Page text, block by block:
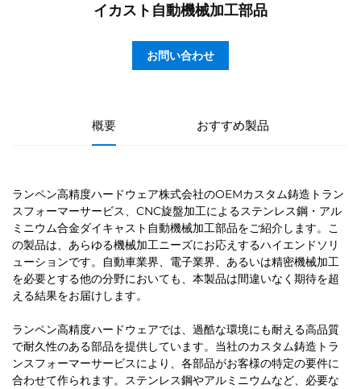
イカスト自動機械加工部品
お問い合わせ
概要 おすすめ製品
ランペン高精度ハードウェア株式会社のOEMカスタム鋳造トラン
スフォーマーサービス、CNC旋盤加工によるステンレス鋼・アル
ミニウム合金ダイキャスト自動機械加工部品をご紹介します。こ
の製品は、あらゆる機械加工ニーズにお応えするハイエンドソリ
ューションです。自動車業界、電子業界、あるいは精密機械加工
を必要とする他の分野においても、本製品は間違いなく期待を超
える結果をお届けします。
ランペン高精度ハードウェアでは、過酷な環境にも耐える高品質
で耐久性のある部品を提供しています。当社のカスタム鋳造トラ
ンスフォーマーサービスにより、各部品がお客様の特定の要件に
合わせて作られます。ステンレス鋼やアルミニウムなど、必要な